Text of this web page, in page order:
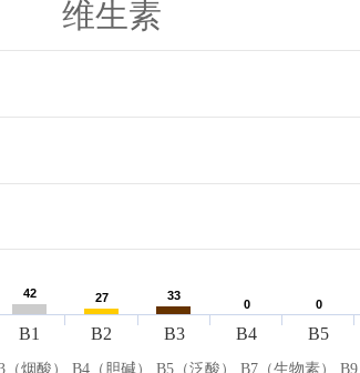
维生素
42
42 27
27 33
33
0
0 0
0
B1 B2 B3 B4 B5
烟酸） B4（胆碱） B5（泛酸） B7（生物素） B9